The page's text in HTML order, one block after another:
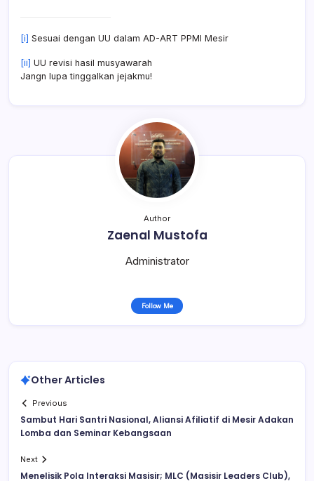
[i] Sesuai dengan UU dalam AD-ART PPMI Mesir
[ii] UU revisi hasil musyawarah
Jangn lupa tinggalkan jejakmu!
Author
Zaenal Mustofa
Administrator
Follow Me
Other Articles
Previous
Sambut Hari Santri Nasional, Aliansi Afiliatif di Mesir Adakan
Lomba dan Seminar Kebangsaan
Next
Menelisik Pola Interaksi Masisir; MLC (Masisir Leaders Club),